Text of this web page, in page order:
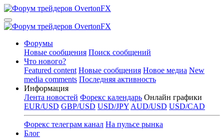
Форумы
Новые сообщения Поиск сообщений
Что нового?
Featured content Новые сообщения Новое медиа New
media comments Последняя активность
Информация
Лента новостей Форекс календарь Онлайн графики
EUR/USD GBP/USD USD/JPY AUD/USD USD/CAD
Форекс телеграм канал На пульсе рынка
Блог